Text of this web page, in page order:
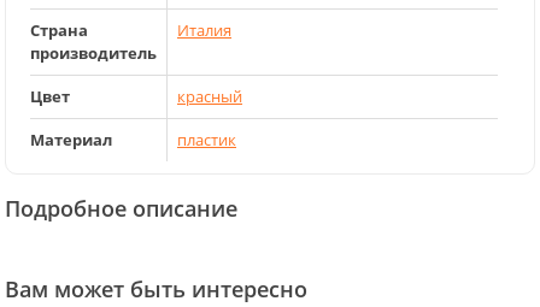
Страна
производитель
Италия
Цвет
красный
Материал
пластик
Подробное описание
Вам может быть интересно